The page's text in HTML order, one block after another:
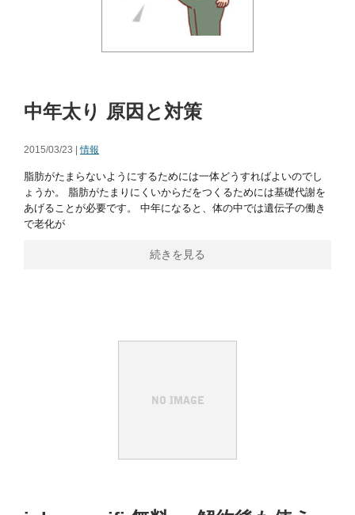
中年太り 原因と対策
2015/03/23 |情報
脂肪がたまらないようにするためには一体どうすればよいのでし
ょうか。 脂肪がたまりにくいからだをつくるためには基礎代謝を
あげることが必要です。 中年になると、体の中では遺伝子の働き
で老化が
続きを見る